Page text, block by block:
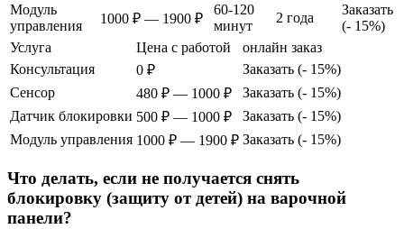
Модуль
управления
1000 ₽ — 1900 ₽
60-120
минут
2 года
Заказать
(- 15%)
Услуга
Цена с работой
онлайн заказ
Консультация
0 ₽
Заказать (- 15%)
Сенсор
480 ₽ — 1000 ₽
Заказать (- 15%)
Датчик блокировки 500 ₽ — 1000 ₽
Заказать (- 15%)
Модуль управления 1000 ₽ — 1900 ₽ Заказать (- 15%)
Что делать, если не получается снять
блокировку (защиту от детей) на варочной
панели?